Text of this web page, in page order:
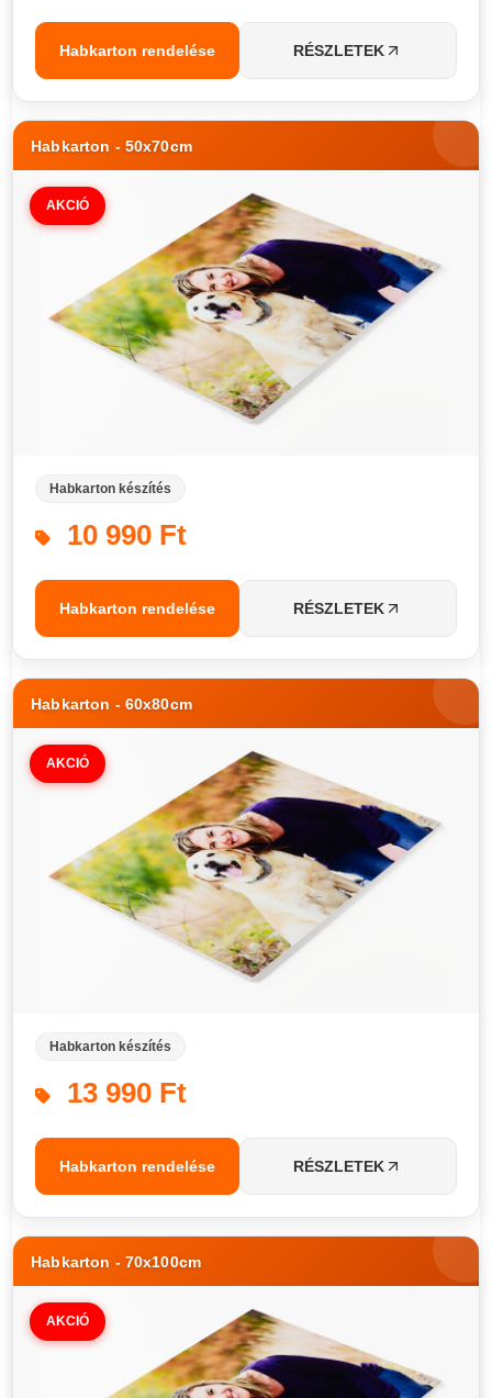
Habkarton rendelése RÉSZLETEK
Habkarton - 50x70cm
AKCIÓ
Habkarton készítés
10 990 Ft
Habkarton rendelése RÉSZLETEK
Habkarton - 60x80cm
AKCIÓ
Habkarton készítés
13 990 Ft
Habkarton rendelése RÉSZLETEK
Habkarton - 70x100cm
AKCIÓ